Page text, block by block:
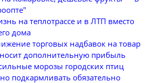
на теплотрассе и в ЛТП вместо
дома
торговых надбавок на товар
дополнительную прибыль
морозы городских птиц
подкармливать обязательно